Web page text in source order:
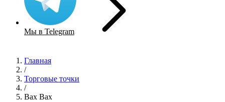
Мы в Telegram
Главная
/
Торговые точки
/
Вах Вах